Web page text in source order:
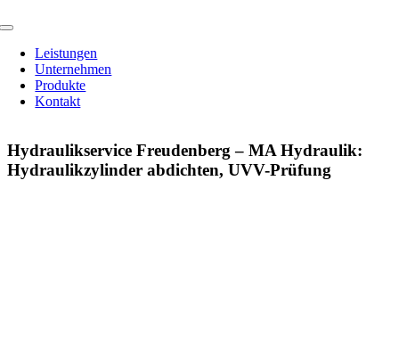
Toggle
NavigationLeistungen
Unternehmen
Produkte
Kontakt
Hydraulikservice Freudenberg – MA Hydraulik:
Hydraulikzylinder abdichten, UVV-Prüfung